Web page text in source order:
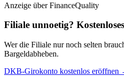
Anzeige über FinanceQuality
Filiale unnoetig?
Wer die Filiale nur noch selten
Bargeldabheben.
DKB-Girokonto kostenlos eröffnen